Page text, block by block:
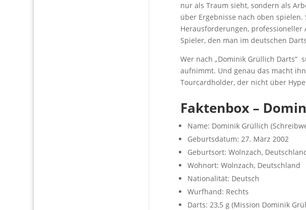
nur als Traum sieht, sondern als
über Ergebnisse nach oben
Herausforderungen, professioneller
Spieler, den man im deutschen
Wer nach „Dominik Grüllich Darts“
aufnimmt. Und genau das macht
Tourcardholder, der nicht über
Faktenbox –
Name: Dominik Grüllich
Geburtsdatum: 27. März 2002
Geburtsort: Wolnzach,
Wohnort: Wolnzach, Deutschland
Nationalität: Deutsch
Wurfhand: Rechts
Darts: 23,5 g (Mission Dominik